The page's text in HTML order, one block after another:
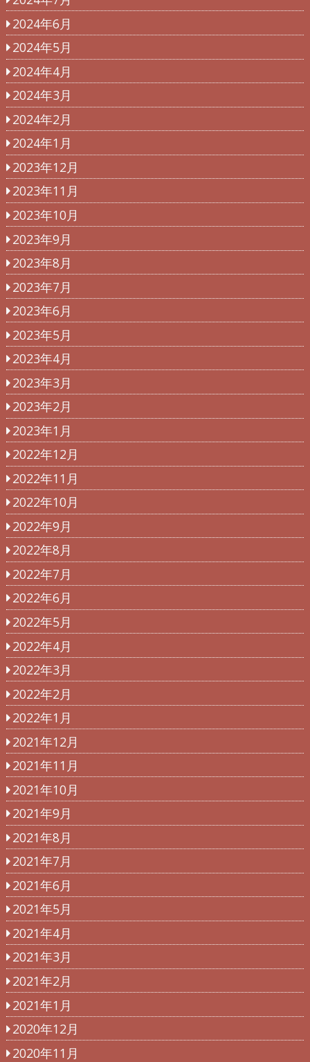
2024年6月
2024年5月
2024年4月
2024年3月
2024年2月
2024年1月
2023年12月
2023年11月
2023年10月
2023年9月
2023年8月
2023年7月
2023年6月
2023年5月
2023年4月
2023年3月
2023年2月
2023年1月
2022年12月
2022年11月
2022年10月
2022年9月
2022年8月
2022年7月
2022年6月
2022年5月
2022年4月
2022年3月
2022年2月
2022年1月
2021年12月
2021年11月
2021年10月
2021年9月
2021年8月
2021年7月
2021年6月
2021年5月
2021年4月
2021年3月
2021年2月
2021年1月
2020年12月
2020年11月